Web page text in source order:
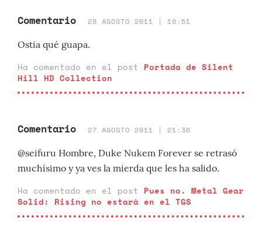
Comentario 28 AGOSTO 2011 | 10:51
Ostia qué guapa.
Ha comentado en el post Portada de Silent
Hill HD Collection
Comentario 27 AGOSTO 2011 | 21:36
@seifuru Hombre, Duke Nukem Forever se retrasó
muchísimo y ya ves la mierda que les ha salido.
Ha comentado en el post Pues no. Metal Gear
Solid: Rising no estará en el TGS